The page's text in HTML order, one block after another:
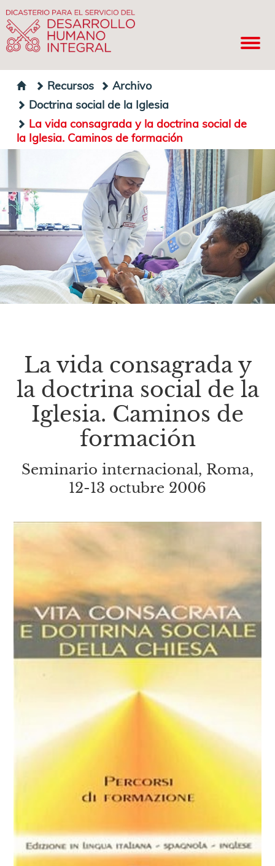
Recursos
Archivo
Doctrina social de la Iglesia
La vida consagrada y la doctrina social de
la Iglesia. Caminos de formación
La vida consagrada y
la doctrina social de la
Iglesia. Caminos de
formación
Seminario internacional, Roma,
12-13 octubre 2006